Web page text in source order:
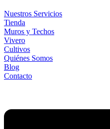
Nuestros Servicios
Tienda
Muros y Techos
Vivero
Cultivos
Quiénes Somos
Blog
Contacto